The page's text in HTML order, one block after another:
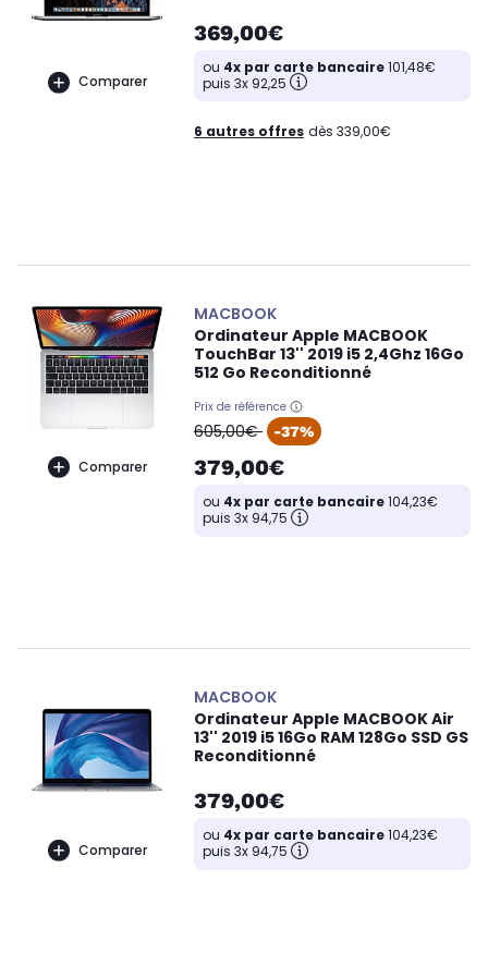
Comparer
369,00€
ou 4x par carte bancaire101,48€
puis 3x 92,25
6 autres offres dès 339,00€
Comparer
MACBOOK
Ordinateur Apple MACBOOK
TouchBar 13'' 2019 i5 2,4Ghz 16Go
512 Go Reconditionné
Prix de référence
oldPrice
605,00€ -37%
379,00€
ou 4x par carte bancaire104,23€
puis 3x 94,75
Comparer
MACBOOK
Ordinateur Apple MACBOOK Air
13'' 2019 i5 16Go RAM 128Go SSD GS
Reconditionné
379,00€
ou 4x par carte bancaire104,23€
puis 3x 94,75